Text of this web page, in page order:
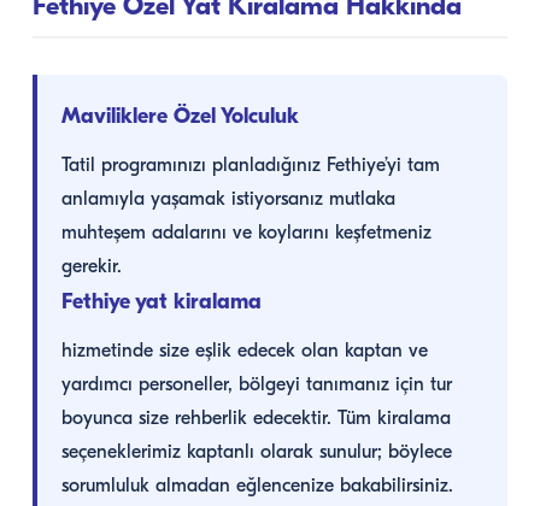
Fethiye Özel Yat Kiralama Hakkında
Maviliklere Özel Yolculuk
Tatil programınızı planladığınız Fethiye’yi tam
anlamıyla yaşamak istiyorsanız mutlaka
muhteşem adalarını ve koylarını keşfetmeniz
gerekir.
Fethiye yat kiralama
hizmetinde size eşlik edecek olan kaptan ve
yardımcı personeller, bölgeyi tanımanız için tur
boyunca size rehberlik edecektir. Tüm kiralama
seçeneklerimiz kaptanlı olarak sunulur; böylece
sorumluluk almadan eğlencenize bakabilirsiniz.